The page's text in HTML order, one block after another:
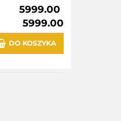
5999.00
5999.00
DO KOSZYKA